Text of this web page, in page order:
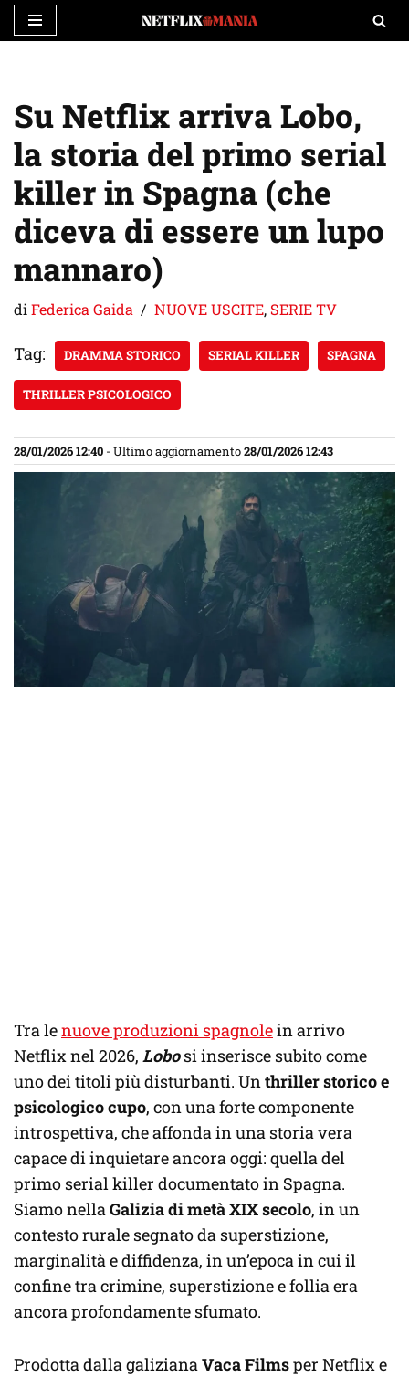
contenuto
Su Netflix arriva Lobo,
la storia del primo serial
killer in Spagna (che
diceva di essere un lupo
mannaro)
di Federica Gaida NUOVE USCITE,SERIE TV
Tag: DRAMMA STORICO SERIAL KILLER SPAGNA
THRILLER PSICOLOGICO
28/01/2026 12:40 - Ultimo aggiornamento28/01/2026 12:43
Tra lenuove produzioni spagnolein arrivo
Netflix nel 2026, Lobosi inserisce subito come
uno dei titoli più disturbanti. Un thriller storico e
psicologico cupo, con una forte componente
introspettiva, che affonda in una storia vera
capace di inquietare ancora oggi: quella del
primo serial killer documentato in Spagna.
Siamo nella Galizia di metà XIX secolo, in un
contesto rurale segnato da superstizione,
marginalità e diffidenza, in un’epoca in cui il
confine tra crimine, superstizione e follia era
ancora profondamente sfumato.
Prodotta dalla galiziana Vaca Filmsper Netflix e